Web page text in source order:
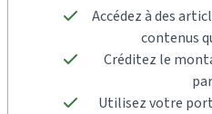
Accédez à des
contenus
Créditez le
Utilisez votre